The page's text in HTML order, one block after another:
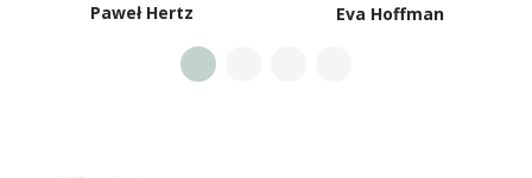
Paweł Hertz Eva Hoffman